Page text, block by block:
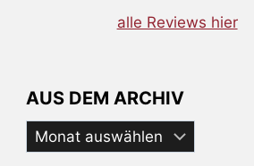
alle Reviews hier
AUS DEM ARCHIV
Aus
dem